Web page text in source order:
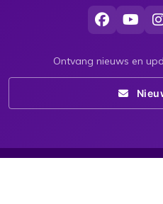
Ontvang nieuws en